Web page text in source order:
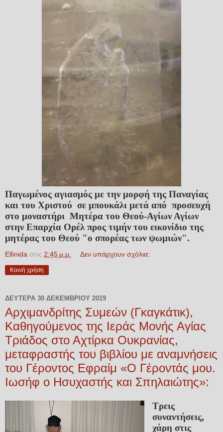
Παγωμένος αγιασμός με την μορφή της Παναγίας
και του Χριστού σε μπουκάλι μετά από προσευχή
στο μοναστήρι Μητέρα του Θεού-Αγίων Αγίων
στην Επαρχία Ορέλ προς τιμήν του εικονίδιο της
μητέρας του Θεού "ο σπορέας των ψωμιών".
Ellinida στις 2:45 μ.μ. Δεν υπάρχουν σχόλια:
Κοινή χρήση
ΔΕΥΤΈΡΑ 30 ΔΕΚΕΜΒΡΊΟΥ 2019
Αρχιμανδρίτης Συμεών (Γκαγκάτικ),
Καθηγούμενος της Ιεράς Μονής Αγίας
Τριάδος στο Αχτίρκα Ουκρανίας,
μεταφραστής του βιβλίου με αναμνήσεις
του Γέροντος Εφραίμ «Ο Γέροντάς μου.
Ιωσήφ ο Ησυχαστής και Σπηλαιώτης»:
Τρεις
συναντήσεις,
χάρη στις